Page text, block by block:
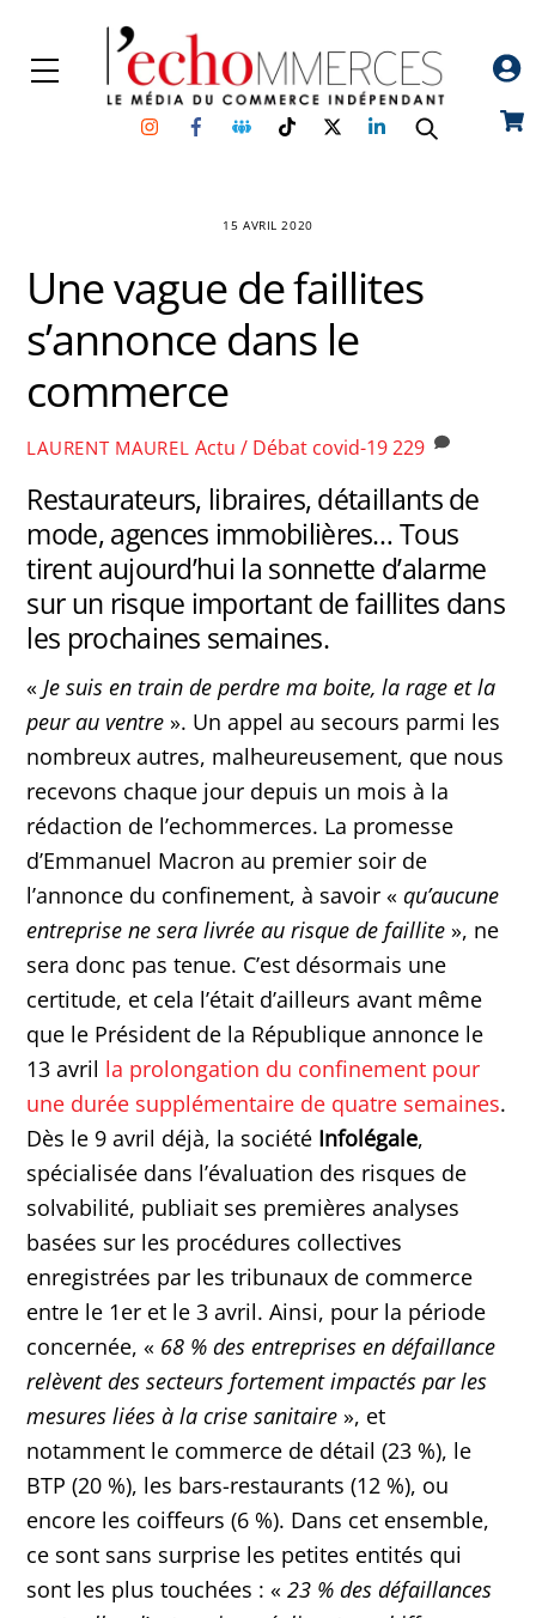
content
Menu
InstagramFacebookGroupe
Facebook
TikTokTwitterLinkedin
15 AVRIL 2020
Une vague de faillites
s’annonce dans le
commerce
LAURENT MAUREL Actu / Débat covid-19229
Restaurateurs, libraires, détaillants de
mode, agences immobilières… Tous
tirent aujourd’hui la sonnette d’alarme
sur un risque important de faillites dans
les prochaines semaines.
«Je suis en train de perdre ma boite, la rage et la
peur au ventre ». Un appel au secours parmi les
nombreux autres, malheureusement, que nous
recevons chaque jour depuis un mois à la
rédaction de l’echommerces. La promesse
d’Emmanuel Macron au premier soir de
l’annonce du confinement, à savoir «qu’aucune
entreprise ne sera livrée au risque de faillite », ne
sera donc pas tenue. C’est désormais une
certitude, et cela l’était d’ailleurs avant même
que le Président de la République annonce le
13 avril la prolongation du confinement pour
une durée supplémentaire de quatre semaines.
Dès le 9 avril déjà, la société Infolégale,
spécialisée dans l’évaluation des risques de
solvabilité, publiait ses premières analyses
basées sur les procédures collectives
enregistrées par les tribunaux de commerce
entre le 1er et le 3 avril. Ainsi, pour la période
concernée, « 68 % des entreprises en défaillance
relèvent des secteurs fortement impactés par les
mesures liées à la crise sanitaire », et
notamment le commerce de détail (23 %), le
BTP (20 %), les bars-restaurants (12 %), ou
encore les coiffeurs (6 %). Dans cet ensemble,
ce sont sans surprise les petites entités qui
sont les plus touchées : «23 % des défaillances